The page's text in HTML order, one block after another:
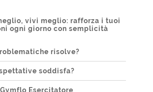
vivi meglio: rafforza i tuoi
ogni giorno con semplicità
risolve?
soddisfa?
Gymflo Esercitatore